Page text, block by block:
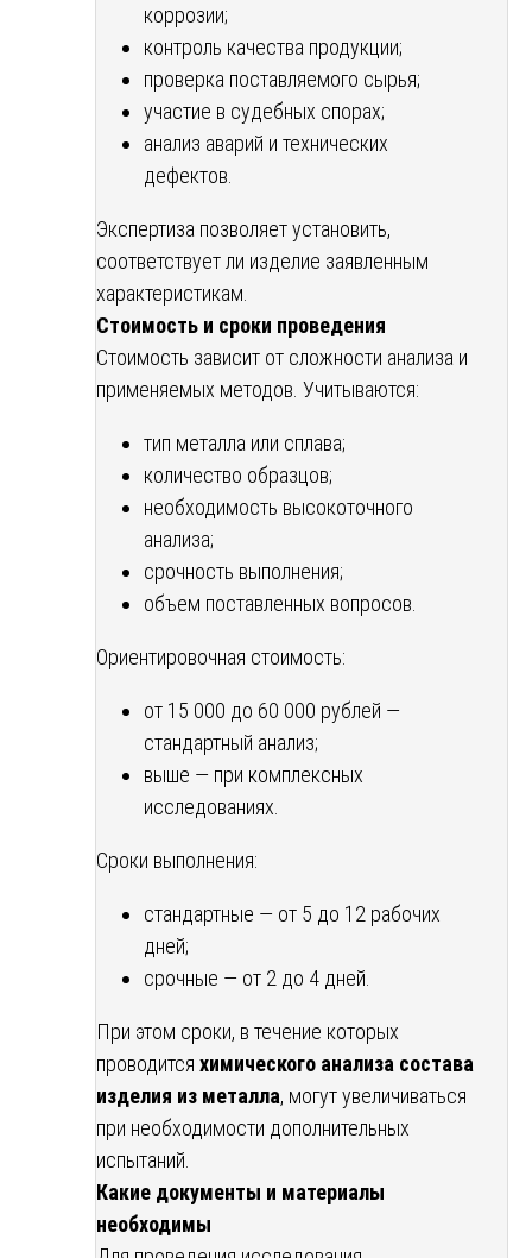
коррозии;
контроль качества продукции;
проверка поставляемого сырья;
участие в судебных спорах;
анализ аварий и технических
дефектов.
Экспертиза позволяет установить,
соответствует ли изделие заявленным
характеристикам.
Стоимость и сроки проведения
Стоимость зависит от сложности анализа и
применяемых методов. Учитываются:
тип металла или сплава;
количество образцов;
необходимость высокоточного
анализа;
срочность выполнения;
объем поставленных вопросов.
Ориентировочная стоимость:
от 15 000 до 60 000 рублей —
стандартный анализ;
выше — при комплексных
исследованиях.
Сроки выполнения:
стандартные — от 5 до 12 рабочих
дней;
срочные — от 2 до 4 дней.
При этом сроки, в течение которых
проводится химического анализа состава
изделия из металла, могут увеличиваться
при необходимости дополнительных
испытаний.
Какие документы и материалы
необходимы